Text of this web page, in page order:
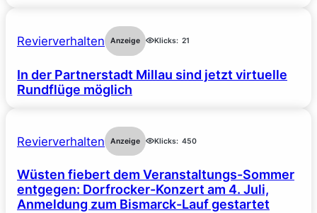
Revierverhalten Anzeige Klicks: 21
In der Partnerstadt Millau sind jetzt virtuelle
Rundflüge möglich
Revierverhalten Anzeige Klicks: 450
Wüsten fiebert dem Veranstaltungs-Sommer
entgegen: Dorfrocker-Konzert am 4. Juli,
Anmeldung zum Bismarck-Lauf gestartet